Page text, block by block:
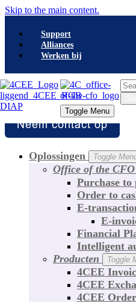
Skip to the main content.
Support
Alliances
Werken bij
Toggle Menu
Search
Toggle Menu
Oplossingen Toggle
Office of the CFO
Purchase to
Order to
E-
E-
Financial
Intelligent
Producten
Toggle
4CEE
4CEE
4CEE